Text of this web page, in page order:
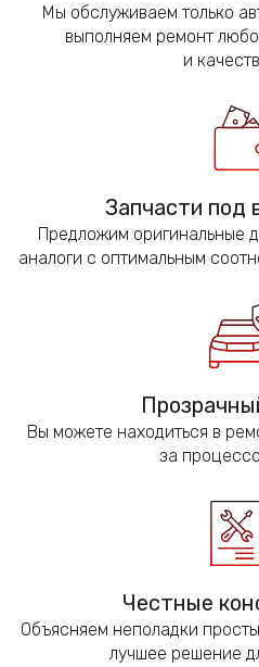
Мы обслуживаем только
выполняем ремонт
и
Запчасти
Предложим оригинальные
аналоги с оптимальным
Вы можете находиться в
за
Честные
Объясняем неполадки
лучшее решение